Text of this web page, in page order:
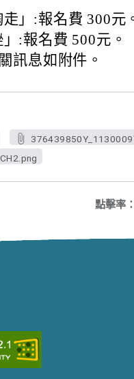
走」:報名費 300元
:報名費 500元。
訊息如附件。
點擊率：